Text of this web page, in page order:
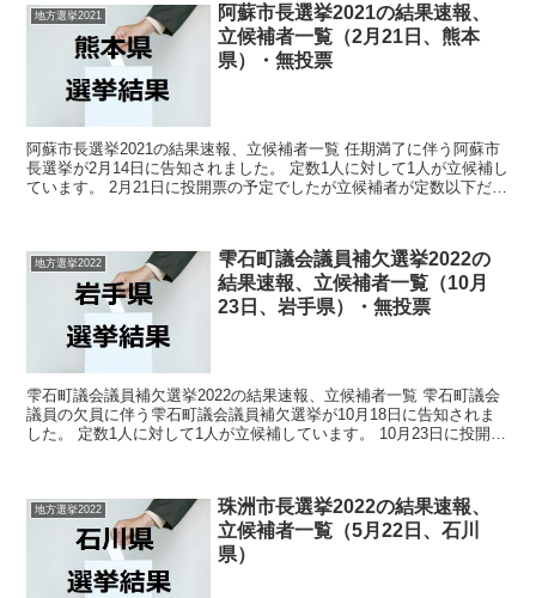
地方選挙2021
阿蘇市長選挙2021の結果速報、
立候補者一覧（2月21日、熊本
県）・無投票
阿蘇市長選挙2021の結果速報、立候補者一覧 任期満了に伴う阿蘇市
長選挙が2月14日に告知されました。 定数1人に対して1人が立候補し
ています。 2月21日に投開票の予定でしたが立候補者が定数以下だっ
地方選挙2022
雫石町議会議員補欠選挙2022の
結果速報、立候補者一覧（10月
23日、岩手県）・無投票
雫石町議会議員補欠選挙2022の結果速報、立候補者一覧 雫石町議会
議員の欠員に伴う雫石町議会議員補欠選挙が10月18日に告知されま
した。 定数1人に対して1人が立候補しています。 10月23日に投開票
地方選挙2022
珠洲市長選挙2022の結果速報、
立候補者一覧（5月22日、石川
県）